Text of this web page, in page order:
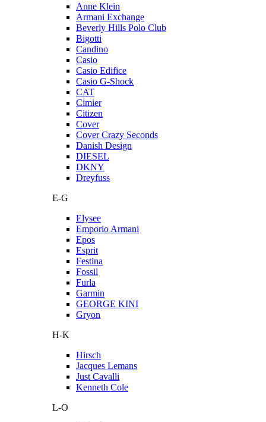
Anne Klein
Armani Exchange
Beverly Hills Polo Club
Bigotti
Candino
Casio
Casio Edifice
Casio G-Shock
CAT
Cimier
Citizen
Cover
Cover Crazy Seconds
Danish Design
DIESEL
DKNY
Dreyfuss
E-G
Elysee
Emporio Armani
Epos
Esprit
Festina
Fossil
Furla
Garmin
GEORGE KINI
Gryon
H-K
Hirsch
Jacques Lemans
Just Cavalli
Kenneth Cole
L-O